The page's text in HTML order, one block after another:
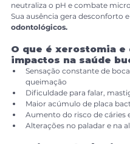
neutraliza o pH e combate
Sua ausência gera desconforto e
odontológicos.
O que é xerostomia e
impactos na saúde
Sensação constante de
queimação
Dificuldade para falar,
Maior acúmulo de placa
Aumento do risco de cáries
Alterações no paladar e na